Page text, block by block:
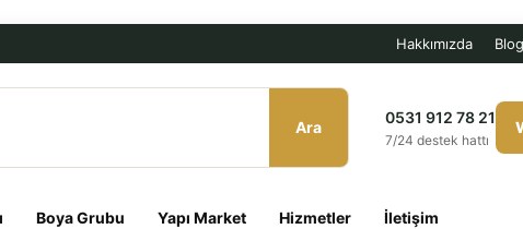
Hakkımızda Blog
Ara
0531 912 78 21
7/24 destek hattı
Boya Grubu Yapı Market Hizmetler İletişim